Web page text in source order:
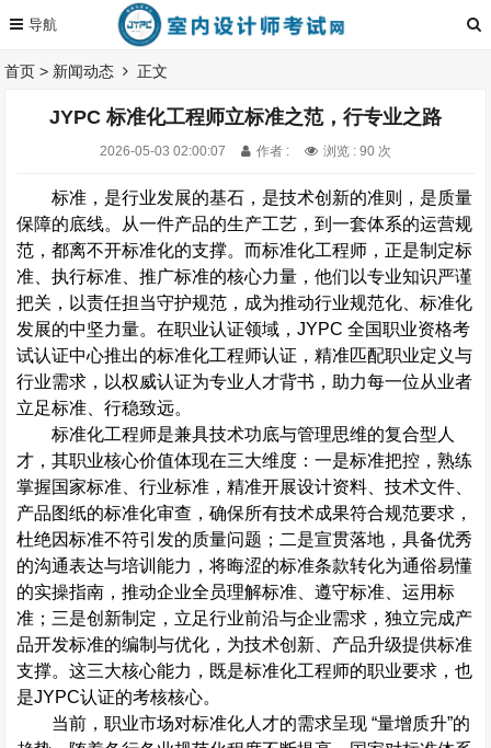
首页 > 新闻动态 正文
JYPC 标准化工程师立标准之范，行专业之路
2026-05-03 02:00:07 作者 : 浏览 : 90 次
标准，是行业发展的基石，是技术创新的准则，是质量
保障的底线。从一件产品的生产工艺，到一套体系的运营规
范，都离不开标准化的支撑。而标准化工程师，正是制定标
准、执行标准、推广标准的核心力量，他们以专业知识严谨
把关，以责任担当守护规范，成为推动行业规范化、标准化
发展的中坚力量。在职业认证领域，JYPC全国职业资格考
试认证中心推出的标准化工程师认证，精准匹配职业定义与
行业需求，以权威认证为专业人才背书，助力每一位从业者
立足标准、行稳致远。
标准化工程师是兼具技术功底与管理思维的复合型人
才，其职业核心价值体现在三大维度：一是标准把控，熟练
掌握国家标准、行业标准，精准开展设计资料、技术文件、
产品图纸的标准化审查，确保所有技术成果符合规范要求，
杜绝因标准不符引发的质量问题；二是宣贯落地，具备优秀
的沟通表达与培训能力，将晦涩的标准条款转化为通俗易懂
的实操指南，推动企业全员理解标准、遵守标准、运用标
准；三是创新制定，立足行业前沿与企业需求，独立完成产
品开发标准的编制与优化，为技术创新、产品升级提供标准
支撑。这三大核心能力，既是标准化工程师的职业要求，也
是JYPC认证的考核核心。
当前，职业市场对标准化人才的需求呈现 “量增质升”的